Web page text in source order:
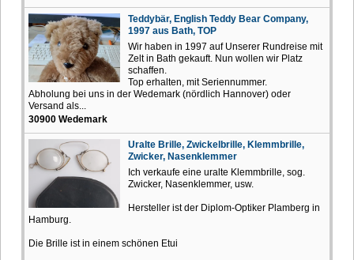
Teddybär, English Teddy Bear Company,
1997 aus Bath, TOP
Wir haben in 1997 auf Unserer Rundreise mit
Zelt in Bath gekauft. Nun wollen wir Platz
schaffen.
Top erhalten, mit Seriennummer.
Abholung bei uns in der Wedemark (nördlich Hannover) oder
Versand als...
30900 Wedemark
Uralte Brille, Zwickelbrille, Klemmbrille,
Zwicker, Nasenklemmer
Ich verkaufe eine uralte Klemmbrille, sog.
Zwicker, Nasenklemmer, usw.
Hersteller ist der Diplom-Optiker Plamberg in
Hamburg.
Die Brille ist in einem schönen Etui